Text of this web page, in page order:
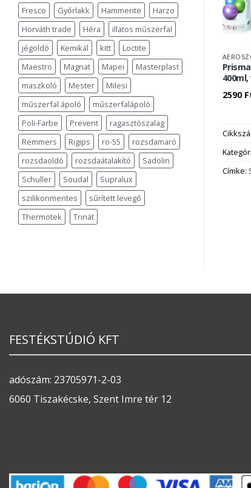
Fresco
Győrlakk Hammerite
Harzo
Horváth trade
Héra
illatos műszerfal
jégoldó
Kemikál kitt
Loctite
Maestro
Magnat Mapei
Masterplast
maszkoló
Mester
Milesi
műszerfal ápoló
műszerfalápoló
Poli-Farbe
Prevent
ragasztószalag
Remmers
Rigips ro-55
rozsdamaró
rozsdaoldó
rozsdaátalakító
Sadolin
Schuller
Soudal
Supralux
szilikonmentes
sűrített levegő
Thermotek
Trinát
2590
Címke:
FESTÉKSTÚDIÓ KFT
adószám: 23705971-2-03
6060 Tiszakécske, Szent Imre tér 12